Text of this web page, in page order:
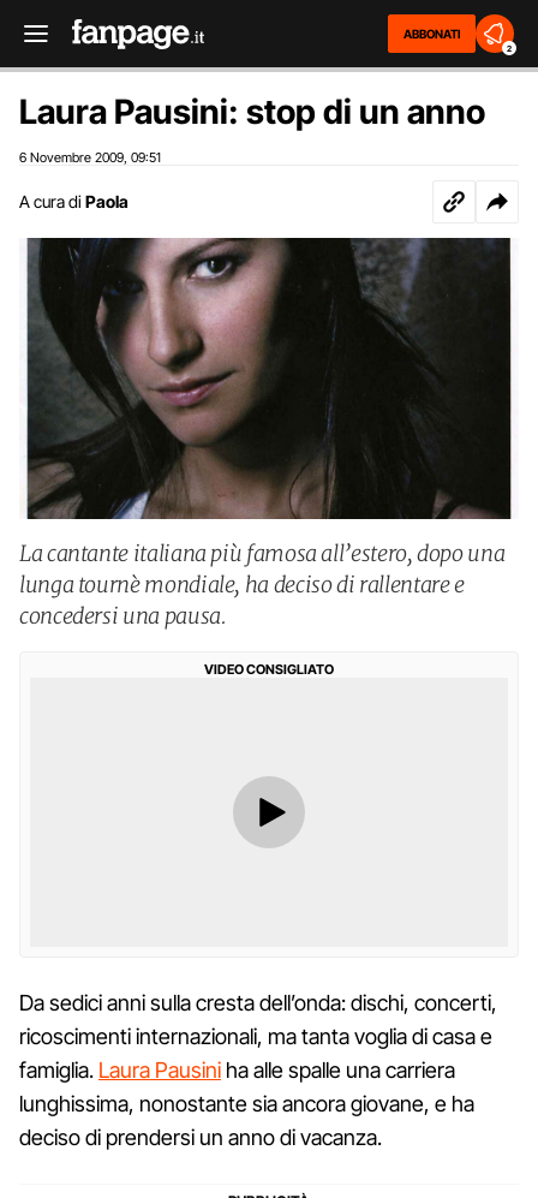
ABBONATI
2
Laura Pausini: stop di un anno
6 Novembre 2009 09:51
A cura di Paola
La cantante italiana più famosa all’estero, dopo una
lunga tournè mondiale, ha deciso di rallentare e
concedersi una pausa.
VIDEO CONSIGLIATO
Da sedici anni sulla cresta dell’onda: dischi, concerti,
ricoscimenti internazionali, ma tanta voglia di casa e
famiglia. Laura Pausini ha alle spalle una carriera
lunghissima, nonostante sia ancora giovane, e ha
deciso di prendersi un anno di vacanza.